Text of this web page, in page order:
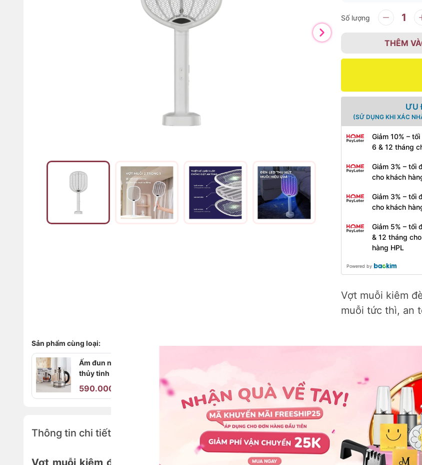
Số lượng
THÊM
ƯU
(SỬ DỤNG KHI XÁC
Giảm 10% –
6 & 12 tháng
Giảm 3% – tối
cho khách
Giảm 3% – tối
cho khách
Giảm 5% – tối
& 12 tháng
hàng HPL
Powered by
Vợt muỗi kiêm
muỗi tức thì, an
Sản phẩm cùng loại:
Ấm đun nước siêu tốc bình
thủy tinh Kaiyo dung tích
1,7L có lõi lọc trà
590.000₫ 1.450.000₫ 2.290.000₫
tích 20L
Thông tin chi tiết
Vợt muỗi kiêm đèn bắt muỗi 2 trong 1 Perfection by M – Diệt muỗi